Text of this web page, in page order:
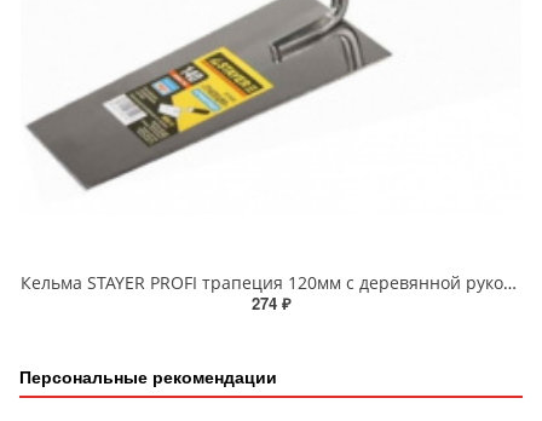
Кельма STAYER PROFI трапеция 120мм с деревянной рукояткой
274 ₽
Персональные рекомендации